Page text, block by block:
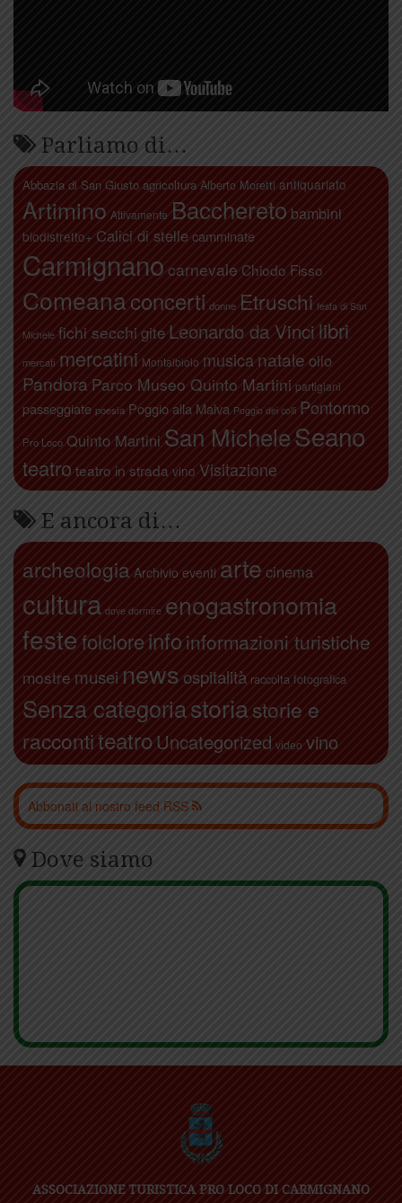
Parliamo di…
Abbazia di San Giusto agricoltura Alberto Moretti antiquariato
Artimino Attivamente Bacchereto bambini
biodistretto+ Calici di stelle camminate
Carmignano carnevale Chiodo Fisso
Comeanaconcerti donne Etruschi festa di San
Michele fichi secchi gite Leonardo da Vinci libri
mercati mercatini Montalbiolo musica natale olio
Pandora Parco Museo Quinto Martini partigiani
passeggiate poesia Poggio alla Malva Poggio dei colli Pontormo
Pro Loco Quinto Martini San MicheleSeano
teatro teatro in strada vino Visitazione
E ancora di…
archeologia Archivio eventi arte cinema
cultura dove dormire enogastronomia
festefolcloreinfo informazioni turistiche
mostre musei news ospitalità raccolta fotografica
Senza categoriastoriastorie e
raccontiteatroUncategorized video vino
Abbonati al nostro feed RSS
Dove siamo
ASSOCIAZIONE TURISTICA PRO LOCO DI CARMIGNANO